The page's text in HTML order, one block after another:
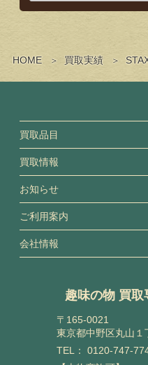
HOME 買取実績
買取品目
買取情報
お知らせ
ご利用案内
会社情報
趣味の物 買
〒165-0021
東京都中野区丸山
TEL： 0120-747-